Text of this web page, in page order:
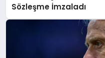
Sözleşme İmzaladı